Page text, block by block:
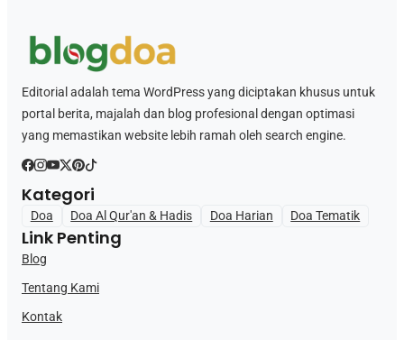
Editorial adalah tema WordPress yang diciptakan khusus untuk
portal berita, majalah dan blog profesional dengan optimasi
yang memastikan website lebih ramah oleh search engine.
Kategori
Doa Doa Al Qur'an & Hadis Doa Harian Doa Tematik
Link Penting
Blog
Tentang Kami
Kontak